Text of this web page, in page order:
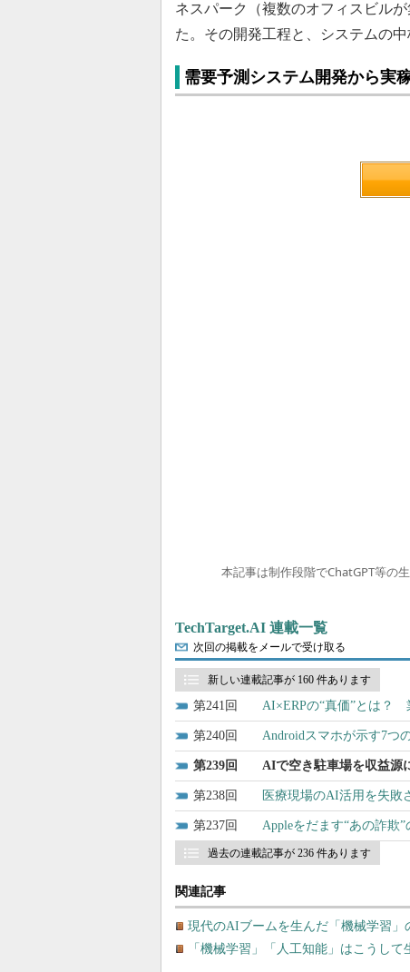
ネスパーク（複数のオフィスビル
た。その開発工程と、システムの中
需要予測システム開発から実
本記事は制作段階でChatGPT等の
TechTarget.AI 連載一覧
次回の掲載をメールで受け取る
新しい連載記事が 160 件あります
241 AI×ERPの“真価”とは？
240 Androidスマホが示す7つ
239 AIで空き駐車場を収益
238 医療現場のAI活用を失
237 Appleをだます“あの詐欺
過去の連載記事が 236 件あります
関連記事
現代のAIブームを生んだ「機械学習」
「機械学習」「人工知能」はこうし